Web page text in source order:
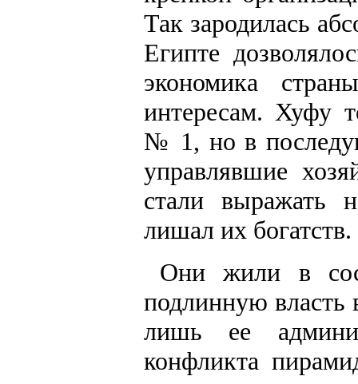
Так зародилась
Египте
экономика
интересам. Хуфу
№ 1, но в
управлявшие
стали выражать
лишал их богатств.
Они жили в
подлинную власть
лишь ее
конфликта